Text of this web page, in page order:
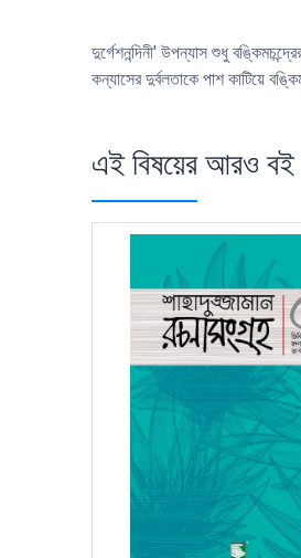
দুর্গেশনন্দিনী' উপন্যাস শুধু
কন্যাসের দুর্বলতাকে পাশ কাটিয়ে
এই বিষয়ের আরও বই